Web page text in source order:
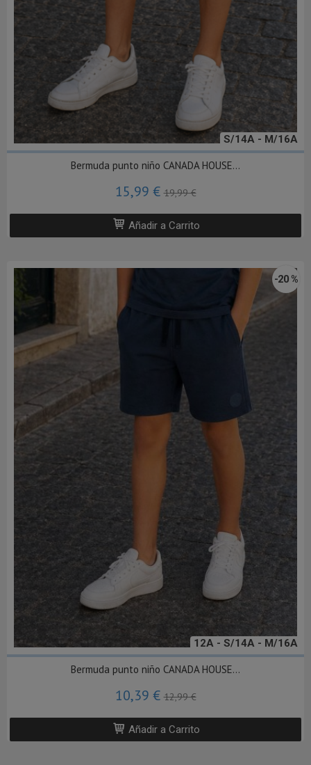
S/14A - M/16A
Bermuda punto niño CANADA HOUSE...
15,99 €19,99 €
Añadir a Carrito
12A - S/14A - M/16A
-20 %
Bermuda punto niño CANADA HOUSE...
10,39 €12,99 €
Añadir a Carrito